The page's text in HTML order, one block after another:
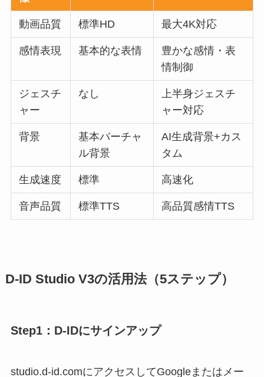
動画品質 標準HD 最大4K対応
感情表現 基本的な表情
豊かな感情・表
情制御
ジェスチ
ャー
なし
上半身ジェスチ
ャー対応
背景
基本バーチャ
ル背景
AI生成背景+カス
タム
生成速度 標準 高速化
音声品質 標準TTS 高品質感情TTS
D-ID Studio V3の活用法（5ステップ）
Step1：D-IDにサインアップ
studio.d-id.comにアクセスしてGoogleまたはメー